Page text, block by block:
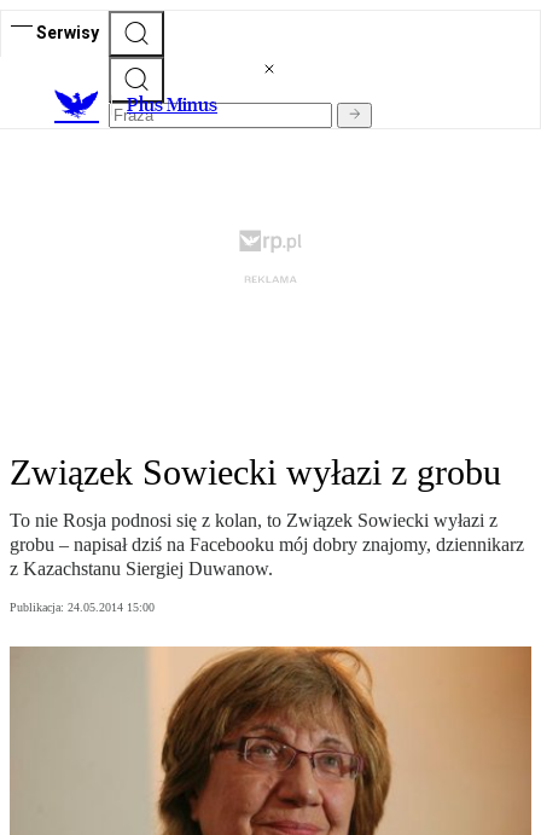
Serwisy
Plus Minus
Związek Sowiecki wyłazi z grobu
To nie Rosja podnosi się z kolan, to Związek Sowiecki wyłazi z
grobu – napisał dziś na Facebooku mój dobry znajomy, dziennikarz
z Kazachstanu Siergiej Duwanow.
Publikacja: 24.05.2014 15:00